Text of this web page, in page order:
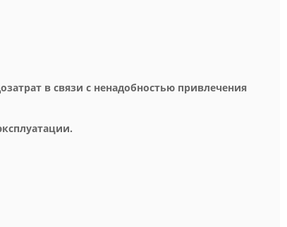
в связи с ненадобностью привлечения